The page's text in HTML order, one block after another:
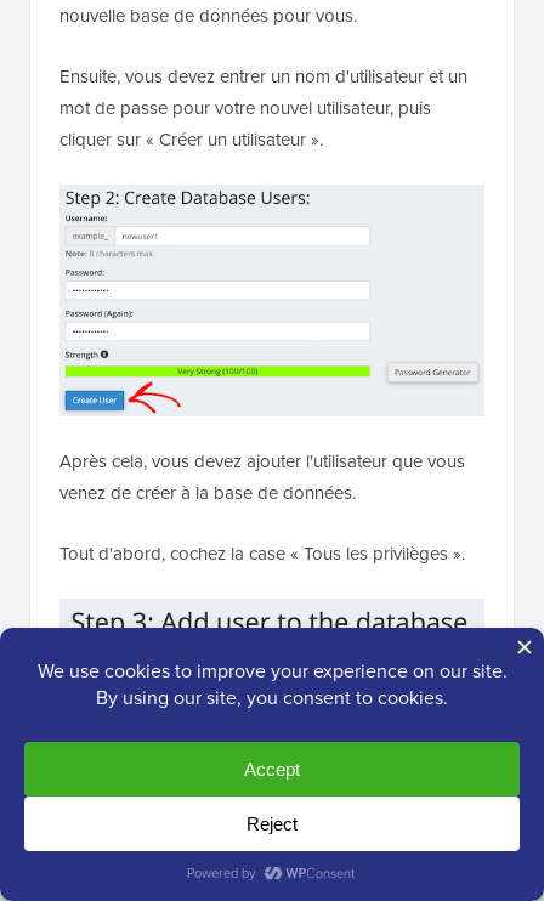
nouvelle base de données pour vous.
Ensuite, vous devez entrer un nom d'utilisateur et un
mot de passe pour votre nouvel utilisateur, puis
cliquer sur « Créer un utilisateur ».
Après cela, vous devez ajouter l'utilisateur que vous
venez de créer à la base de données.
Tout d'abord, cochez la case « Tous les privilèges ».
Ensuite, faites défiler vers le bas et cliquez sur «
Apporter les modifications » pour enregistrer vos